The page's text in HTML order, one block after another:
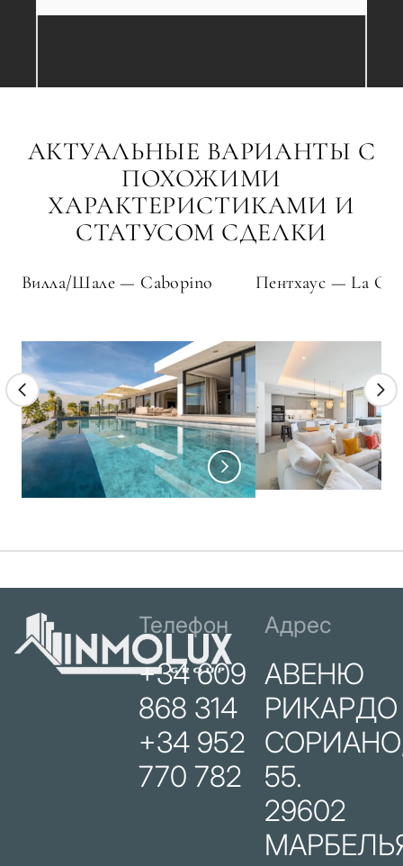
АКТУАЛЬНЫЕ ВАРИАНТЫ С
ПОХОЖИМИ
ХАРАКТЕРИСТИКАМИ И
СТАТУСОМ СДЕЛКИ
Вилла/Шале — Cabopino Пентхаус — La
Телефон
+34 609
868 314
+34 952
770 782
Адрес
АВЕНЮ
РИКАРДО
55.
29602